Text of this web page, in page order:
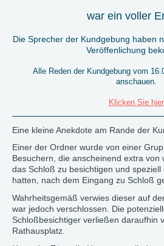
war ein voller
Die Sprecher der Kundgebung haben
Veröffenlichung
Alle Reden der Kundgebung vom
anschauen.
Klicken Sie hier
Eine kleine Anekdote am Rande der
Einer der Ordner wurde von einer
Besuchern, die anscheinend extra von
das Schloß zu besichtigen und
hatten, nach dem Eingang zu Schloß
Wahrheitsgemäß verwies dieser auf
war jedoch verschlossen. Die
Schloßbesichtiger verließen daraufhin
Rathausplatz.